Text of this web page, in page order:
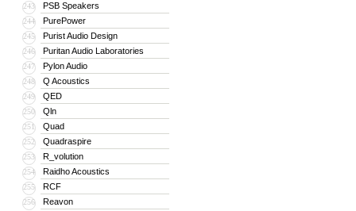
243 PSB Speakers
244 PurePower
245 Purist Audio Design
246 Puritan Audio Laboratories
247 Pylon Audio
248 Q Acoustics
249 QED
250 Qln
251 Quad
252 Quadraspire
253 R_volution
254 Raidho Acoustics
255 RCF
256 Reavon